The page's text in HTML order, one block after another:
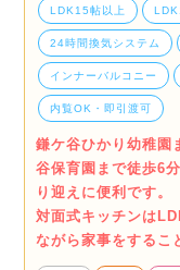
LDK15帖以上
24時間換気システム
インナーバルコニー
内覧OK・即引渡可
鎌ケ谷ひかり幼稚園
谷保育園まで徒歩6
り迎えに便利です。
対面式キッチンは
ながら家事をするこ